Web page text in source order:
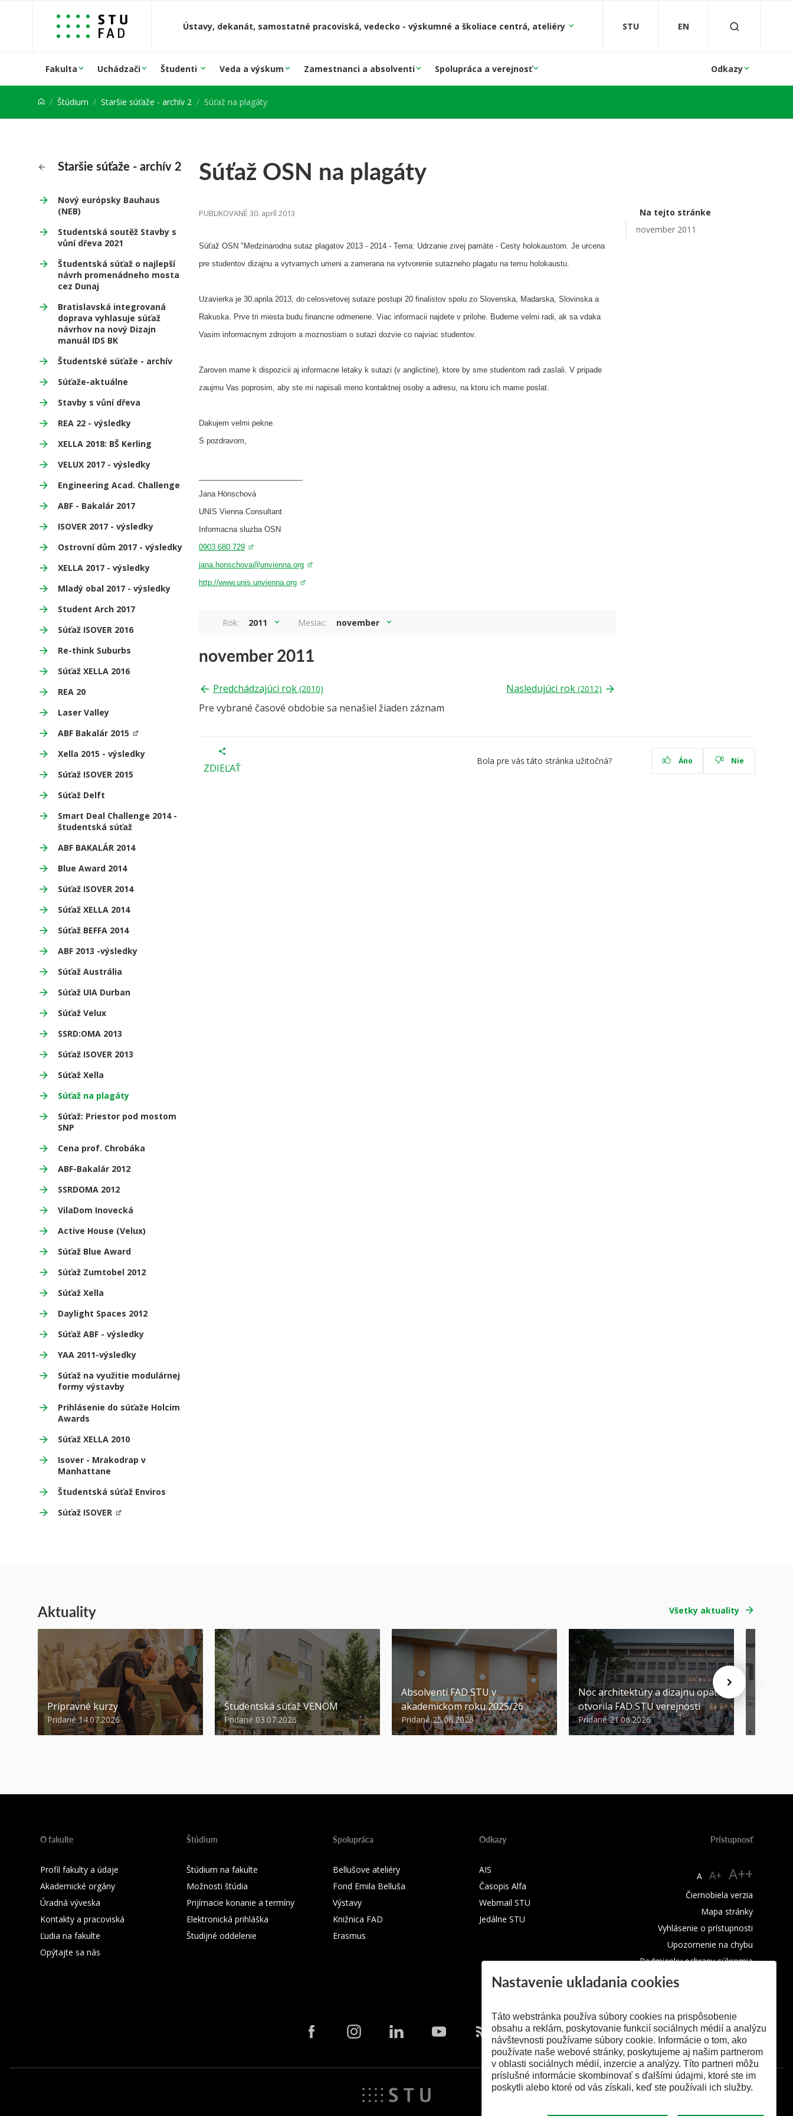
Prejsť na obsah
Ústavy, dekanát, samostatné pracoviská, vedecko - výskumné a školiace centrá, ateliéry STU EN
Fakulta Uchádzači Študenti Veda a výskum Zamestnanci a absolventi Spolupráca a verejnosť Odkazy
Štúdium Staršie súťaže - archív 2 Súťaž na plagáty
Staršie súťaže - archív 2
Nový európsky Bauhaus
(NEB)
Studentská soutěž Stavby s
vůní dřeva 2021
Študentská súťaž o najlepší
návrh promenádneho mosta
cez Dunaj
Bratislavská integrovaná
doprava vyhlasuje súťaž
návrhov na nový Dizajn
manuál IDS BK
Študentské súťaže - archív
Súťaže-aktuálne
Stavby s vůní dřeva
REA 22 - výsledky
XELLA 2018: BŠ Kerling
VELUX 2017 - výsledky
Engineering Acad. Challenge
ABF - Bakalár 2017
ISOVER 2017 - výsledky
Ostrovní dům 2017 - výsledky
XELLA 2017 - výsledky
Mladý obal 2017 - výsledky
Student Arch 2017
Súťaž ISOVER 2016
Re-think Suburbs
Súťaž XELLA 2016
REA 20
Laser Valley
ABF Bakalár 2015
Xella 2015 - výsledky
Súťaž ISOVER 2015
Súťaž Delft
Smart Deal Challenge 2014 -
študentská súťaž
ABF BAKALÁR 2014
Blue Award 2014
Súťaž ISOVER 2014
Súťaž XELLA 2014
Súťaž BEFFA 2014
ABF 2013 -výsledky
Súťaž Austrália
Súťaž UIA Durban
Súťaž Velux
SSRD:OMA 2013
Súťaž ISOVER 2013
Súťaž Xella
Súťaž na plagáty
Súťaž: Priestor pod mostom
SNP
Cena prof. Chrobáka
ABF-Bakalár 2012
SSRDOMA 2012
VilaDom Inovecká
Active House (Velux)
Súťaž Blue Award
Súťaž Zumtobel 2012
Súťaž Xella
Daylight Spaces 2012
Súťaž ABF - výsledky
YAA 2011-výsledky
Súťaž na využitie modulárnej
formy výstavby
Prihlásenie do súťaže Holcim
Awards
Súťaž XELLA 2010
Isover - Mrakodrap v
Manhattane
Študentská súťaž Enviros
Súťaž ISOVER
Súťaž OSN na plagáty
Na tejto stránke
november 2011
PUBLIKOVANÉ 30. apríl 2013
Súťaž OSN "Medzinarodna sutaz plagatov 2013 - 2014 - Tema: Udrzanie zivej pamäte - Cesty holokaustom. Je urcena
pre studentov dizajnu a vytvarnych umeni a zamerana na vytvorenie sutazneho plagatu na temu holokaustu.
Uzavierka je 30.aprila 2013, do celosvetovej sutaze postupi 20 finalistov spolu zo Slovenska, Madarska, Slovinska a
Rakuska. Prve tri miesta budu financne odmenene. Viac informacii najdete v prilohe. Budeme velmi radi, ak sa vdaka
Vasim informacnym zdrojom a moznostiam o sutazi dozvie co najviac studentov.
Zaroven mame k dispozicii aj informacne letaky k sutazi (v anglictine), ktore by sme studentom radi zaslali. V pripade
zaujmu Vas poprosim, aby ste mi napisali meno kontaktnej osoby a adresu, na ktoru ich mame poslat.
Dakujem velmi pekne.
S pozdravom,
Jana Hönschová
UNIS Vienna Consultant
Informacna sluzba OSN
0903 680 729
jana.honschova@unvienna.org
http://www.unis.unvienna.org
Rok: 2011 Mesiac: november
november 2011
Predchádzajúci rok (2010) Nasledujúci rok(2012)
Pre vybrané časové obdobie sa nenašiel žiaden záznam
ZDIEĽAŤ
Bola pre vás táto stránka užitočná? Áno Nie
Aktuality Všetky aktuality
Prípravné kurzy
Pridané 14.07.2026
Študentská súťaž VENOM
Pridané 03.07.2026
Absolventi FAD STU v
akademickom roku 2025/26
Pridané 25.06.2026
Noc architektúry a dizajnu opäť
otvorila FAD STU verejnosti
Pridané 21.06.2026
O fakulte
Profil fakulty a údaje
Akademické orgány
Úradná výveska
Kontakty a pracoviská
Ľudia na fakulte
Opýtajte sa nás
Štúdium
Štúdium na fakulte
Možnosti štúdia
Prijímacie konanie a termíny
Elektronická prihláška
Študijné oddelenie
Spolupráca
Bellušove ateliéry
Fond Emila Belluša
Výstavy
Knižnica FAD
Erasmus
Odkazy
AIS
Časopis Alfa
Webmail STU
Jedálne STU
Prístupnosť
A A+ A++
Čiernobiela verzia
Mapa stránky
Vyhlásenie o prístupnosti
Upozornenie na chybu
Podmienky ochrany súkromia
Nastavenie ukladania cookies
Táto webstránka používa súbory cookies na prispôsobenie
obsahu a reklám, poskytovanie funkcií sociálnych médií a analýzu
návštevnosti používame súbory cookie. Informácie o tom, ako
používate naše webové stránky, poskytujeme aj našim partnerom
v oblasti sociálnych médií, inzercie a analýzy. Títo partneri môžu
príslušné informácie skombinovať s ďalšími údajmi, ktoré ste im
poskytli alebo ktoré od vás získali, keď ste používali ich služby.